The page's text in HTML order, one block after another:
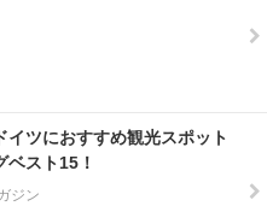
イツにおすすめ観光スポット
ベスト15！
ジン